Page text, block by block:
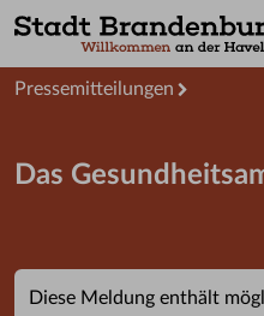
Presseservice
Pressemitteilungen
Das
Diese Meldung enthält